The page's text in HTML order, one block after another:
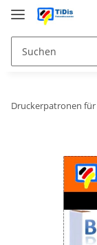
Druckerpatronen